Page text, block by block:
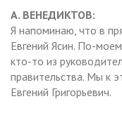
А. ВЕНЕДИКТОВ:
Я напоминаю, что в
Евгений Ясин. По-
кто-то из
правительства. Мы к
Евгений Григорьевич.